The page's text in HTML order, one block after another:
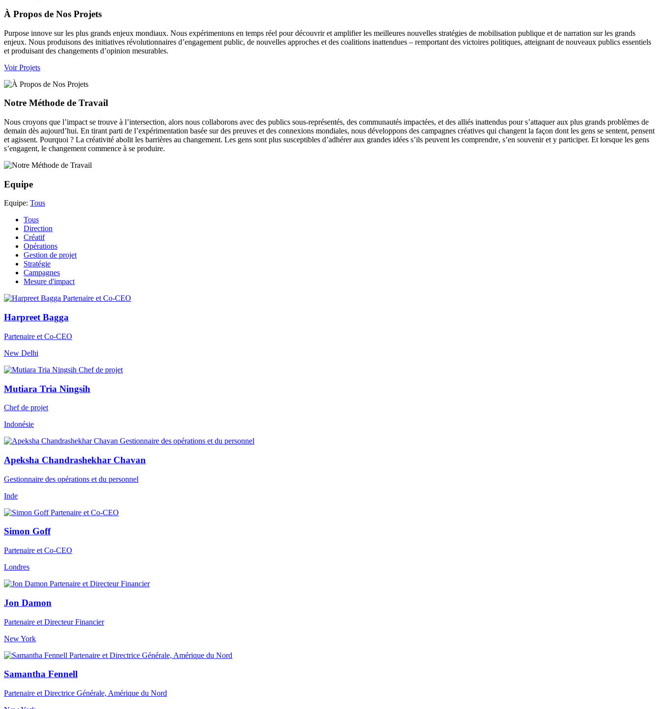
À Propos de Nos Projets
Purpose innove sur les plus grands enjeux mondiaux. Nous expérimentons en temps réel pour découvrir et amplifier les meilleures nouvelles stratégies de mobilisation publique et de narration sur les grands
enjeux. Nous produisons des initiatives révolutionnaires d’engagement public, de nouvelles approches et des coalitions inattendues – remportant des victoires politiques, atteignant de nouveaux publics essentiels
et produisant des changements d’opinion mesurables.
Voir Projets
Notre Méthode de Travail
Nous croyons que l’impact se trouve à l’intersection, alors nous collaborons avec des publics sous-représentés, des communautés impactées, et des alliés inattendus pour s’attaquer aux plus grands problèmes de
demain dès aujourd’hui. En tirant parti de l’expérimentation basée sur des preuves et des connexions mondiales, nous développons des campagnes créatives qui changent la façon dont les gens se sentent, pensent
et agissent. Pourquoi ? La créativité abolit les barrières au changement. Les gens sont plus susceptibles d’adhérer aux grandes idées s’ils peuvent les comprendre, s’en souvenir et y participer. Et lorsque les gens
s’engagent, le changement commence à se produire.
Equipe
Equipe: Tous
Tous
Direction
Créatif
Opérations
Gestion de projet
Stratégie
Campagnes
Mesure d'impact
Harpreet Bagga
Partenaire et Co-CEO
New Delhi
Mutiara Tria Ningsih
Chef de projet
Indonésie
Apeksha Chandrashekhar Chavan
Gestionnaire des opérations et du personnel
Inde
Simon Goff
Partenaire et Co-CEO
Londres
Jon Damon
Partenaire et Directeur Financier
New York
Samantha Fennell
Partenaire et Directrice Générale, Amérique du Nord